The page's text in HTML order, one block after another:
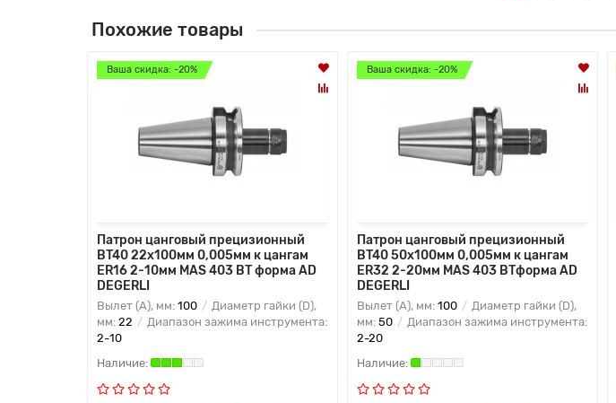
Похожие товары
Ваша скидка: -20%
Патрон цанговый прецизионный
BT40 22x100мм 0,005мм к цангам
ER16 2-10мм MAS 403 BT форма AD
DEGERLI
Вылет (A), мм: 100
Диаметр гайки (D),
мм: 22
Диапазон зажима инструмента:
2-10
Ваша скидка: -20%
Патрон цанговый прецизионный
BT40 50x100мм 0,005мм к цангам
ER32 2-20мм MAS 403 BTформа AD
DEGERLI
Вылет (A), мм: 100
Диаметр гайки (D),
мм: 50
Диапазон зажима инструмента:
2-20